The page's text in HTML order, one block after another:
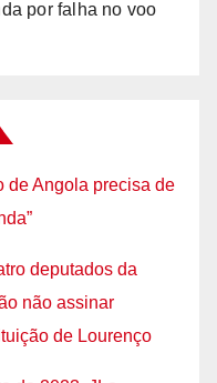
por falha no voo
de Angola precisa de
deputados da
não assinar
de Lourenço